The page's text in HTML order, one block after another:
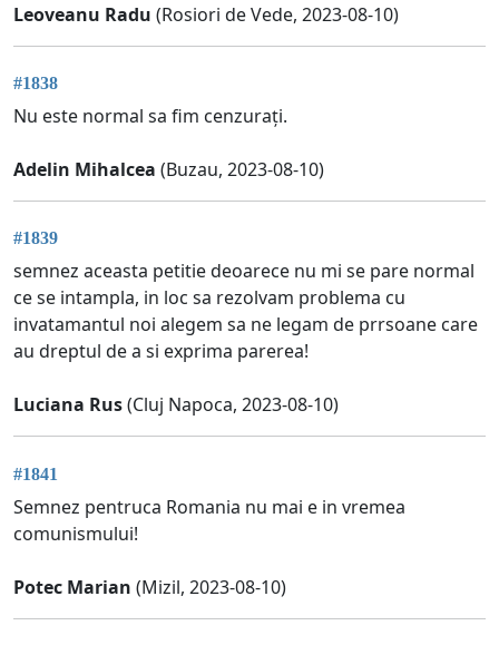
Leoveanu Radu (Rosiori de Vede, 2023-08-10)
#1838
Nu este normal sa fim cenzurați.
Adelin Mihalcea (Buzau, 2023-08-10)
#1839
semnez aceasta petitie deoarece nu mi se pare normal
ce se intampla, in loc sa rezolvam problema cu
invatamantul noi alegem sa ne legam de prrsoane care
au dreptul de a si exprima parerea!
Luciana Rus(Cluj Napoca, 2023-08-10)
#1841
Semnez pentruca Romania nu mai e in vremea
comunismului!
Potec Marian (Mizil, 2023-08-10)